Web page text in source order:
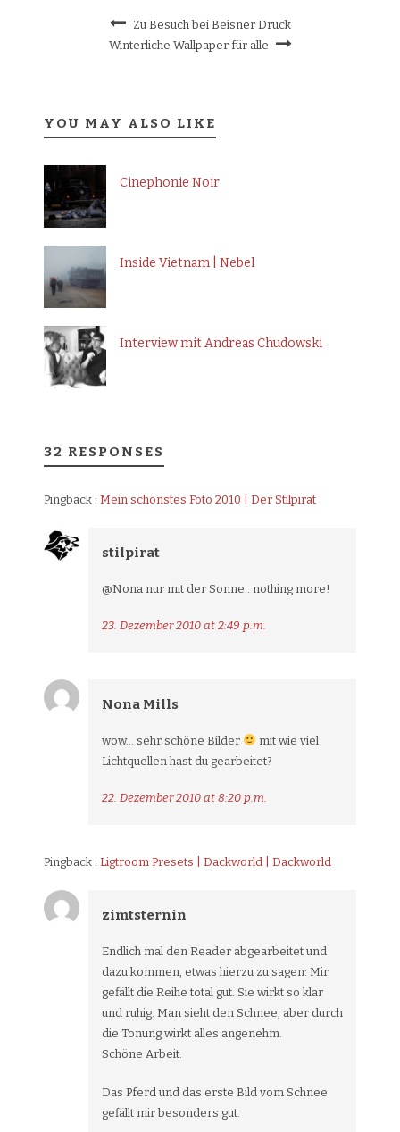
Zu Besuch bei Beisner Druck
Winterliche Wallpaper für alle
YOU MAY ALSO LIKE
Cinephonie Noir
Inside Vietnam | Nebel
Interview mit Andreas Chudowski
32 RESPONSES
Pingback : Mein schönstes Foto 2010 | Der Stilpirat
stilpirat
@Nona nur mit der Sonne.. nothing more!
23. Dezember 2010 at 2:49 p.m.
Nona Mills
wow… sehr schöne Bilder
mit wie viel
Lichtquellen hast du gearbeitet?
22. Dezember 2010 at 8:20 p.m.
Pingback : Ligtroom Presets | Dackworld | Dackworld
zimtsternin
Endlich mal den Reader abgearbeitet und
dazu kommen, etwas hierzu zu sagen: Mir
gefällt die Reihe total gut. Sie wirkt so klar
und ruhig. Man sieht den Schnee, aber durch
die Tonung wirkt alles angenehm.
Schöne Arbeit.
Das Pferd und das erste Bild vom Schnee
gefällt mir besonders gut.